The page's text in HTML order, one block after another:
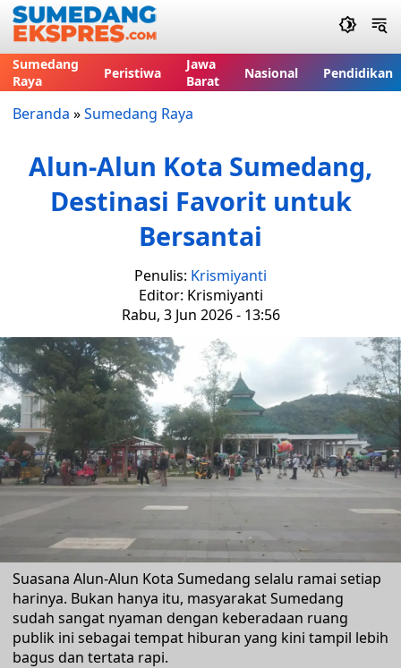
Sumedang
Raya
Peristiwa
Jawa
Barat
Nasional Pendidikan
Beranda »Sumedang Raya
Alun-Alun Kota Sumedang,
Destinasi Favorit untuk
Bersantai
Penulis: Krismiyanti
Editor: Krismiyanti
Rabu, 3 Jun 2026 - 13:56
Suasana Alun-Alun Kota Sumedang selalu ramai setiap
harinya. Bukan hanya itu, masyarakat Sumedang
sudah sangat nyaman dengan keberadaan ruang
publik ini sebagai tempat hiburan yang kini tampil lebih
bagus dan tertata rapi.